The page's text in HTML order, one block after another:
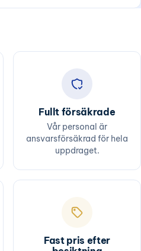
Fullt försäkrade
Vår personal är
ansvarsförsäkrad för hela
uppdraget.
Fast pris efter